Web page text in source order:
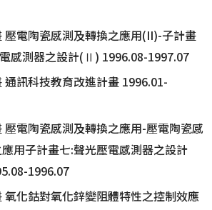
壓電陶瓷感測及轉換之應用(II)-子計畫
感測器之設計(Ⅱ) 1996.08-1997.07
通訊科技教育改進計畫 1996.01-
壓電陶瓷感測及轉換之應用-壓電陶瓷感
用子計畫七:聲光壓電感測器之設計
1996.07
氧化鈷對氧化鋅變阻體特性之控制效應